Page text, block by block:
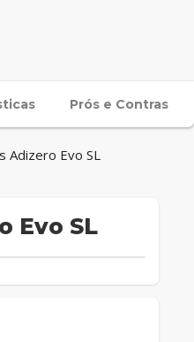
Prós e Contras
Adizero Evo SL
Evo SL